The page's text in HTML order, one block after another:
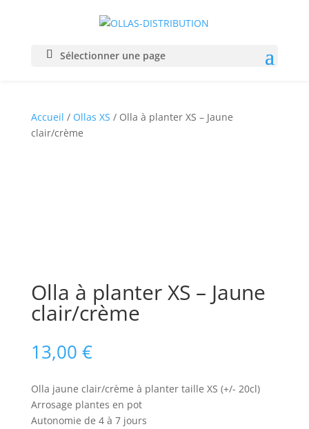
Sélectionner une page
Accueil / Ollas XS / Olla à planter XS – Jaune
clair/crème
Olla à planter XS – Jaune
clair/crème
13,00 €
Olla jaune clair/crème à planter taille XS (+/- 20cl)
Arrosage plantes en pot
Autonomie de 4 à 7 jours